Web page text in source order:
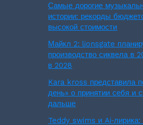
Самые дорогие
истории: рекорды
высокой стоимости
Майкл 2: lionsgate
производство сиквела в
в 2028
Kara kross представила
день» о принятии себя и
дальше
Teddy swims и